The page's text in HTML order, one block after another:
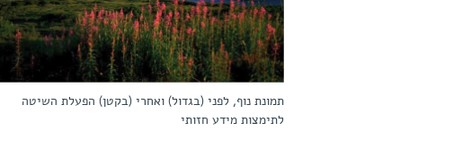
תמונת נוף, לפני (בגדול) ואחרי (בקטן) הפעלת השיטה
לתימצות מידע חזותי